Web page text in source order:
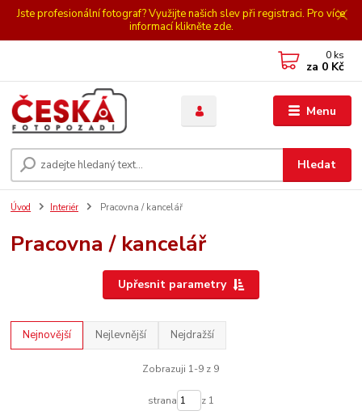
Jste profesionální fotograf? Využijte našich slev při registraci. Pro více
informací klikněte zde.
Menu
Hledat
0 ks
za 0 Kč
Úvod Interiér Pracovna / kancelář
Pracovna / kancelář
Upřesnit parametry
Nejnovější Nejlevnější Nejdražší
Zobrazuji 1-9 z 9
strana z 1